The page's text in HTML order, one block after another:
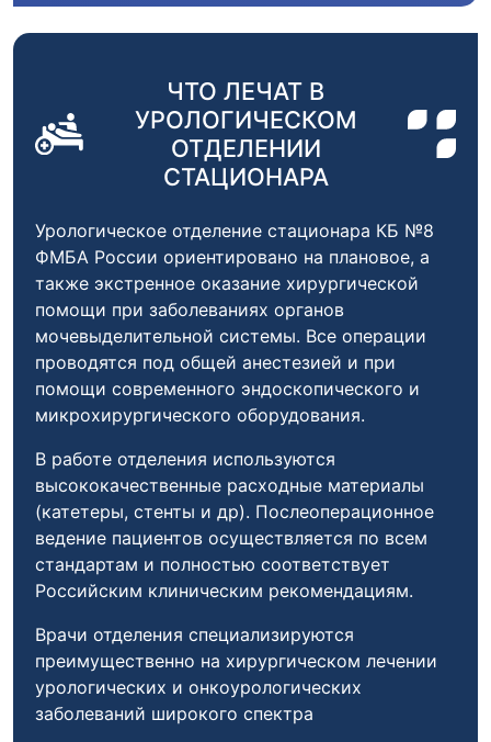
ЧТО ЛЕЧАТ В
УРОЛОГИЧЕСКОМ
ОТДЕЛЕНИИ
СТАЦИОНАРА
Урологическое отделение стационара КБ №8
ФМБА России ориентировано на плановое, а
также экстренное оказание хирургической
помощи при заболеваниях органов
мочевыделительной системы. Все операции
проводятся под общей анестезией и при
помощи современного эндоскопического и
микрохирургического оборудования.
В работе отделения используются
высококачественные расходные материалы
(катетеры, стенты и др). Послеоперационное
ведение пациентов осуществляется по всем
стандартам и полностью соответствует
Российским клиническим рекомендациям.
Врачи отделения специализируются
преимущественно на хирургическом лечении
урологических и онкоурологических
заболеваний широкого спектра